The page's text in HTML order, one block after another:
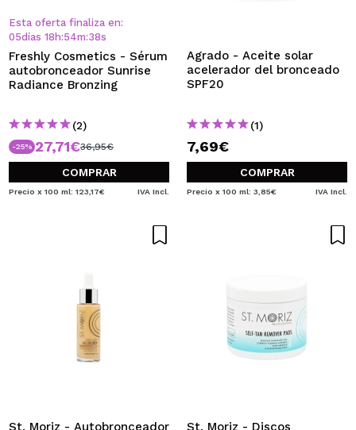
Esta oferta finaliza en:
05días 18 h:54m:38s
Freshly Cosmetics - Sérum
autobronceador Sunrise
Radiance Bronzing
(2)
-25% 27,71€36,95€
COMPRAR
Precio x 100 ml: 123,17€ IVA Incl.
Agrado - Aceite solar
acelerador del bronceado
SPF20
(1)
7,69€
COMPRAR
Precio x 100 ml: 3,85€ IVA Incl.
St. Moriz - Autobronceador
St. Moriz - Discos